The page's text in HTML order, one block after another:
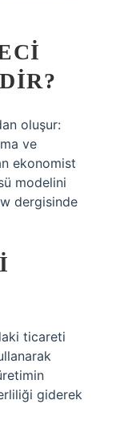
oluşur:
ve
ekonomist
modelini
dergisinde
ticareti
giderek